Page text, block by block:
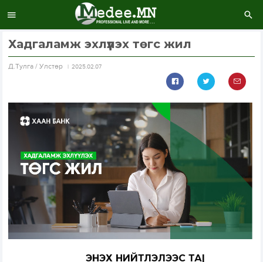
Хадгаламж эхлүүлэх төгс жил
Д.Тулга / Улстөр 2025.02.07
ЭНЭХҮҮ НИЙТЛЭЛЭЭС ТА|